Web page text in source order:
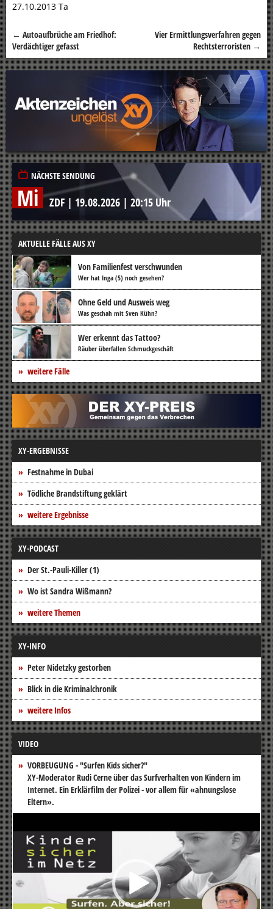
27.10.2013 Ta
Beitragsnavigation
← Autoaufbrüche am Friedhof:
Verdächtiger gefasst
Vier Ermittlungsverfahren gegen
Rechtsterroristen →
NÄCHSTE SENDUNG
Mi ZDF | 19.08.2026 | 20:15 Uhr
AKTUELLE FÄLLE AUS XY
Von Familienfest verschwunden
Wer hat Inga (5) noch gesehen?
Ohne Geld und Ausweis weg
Was geschah mit Sven Kühn?
Wer erkennt das Tattoo?
Räuber überfallen Schmuckgeschäft
weitere Fälle
XY-ERGEBNISSE
Festnahme in Dubai
Tödliche Brandstiftung geklärt
weitere Ergebnisse
XY-PODCAST
Der St.-Pauli-Killer (1)
Wo ist Sandra Wißmann?
weitere Themen
XY-INFO
Peter Nidetzky gestorben
Blick in die Kriminalchronik
weitere Infos
VIDEO
VORBEUGUNG - "Surfen Kids sicher?"
XY-Moderator Rudi Cerne über das Surfverhalten von Kindern im
Internet. Ein Erklärfilm der Polizei - vor allem für «ahnungslose
Eltern».
Video-